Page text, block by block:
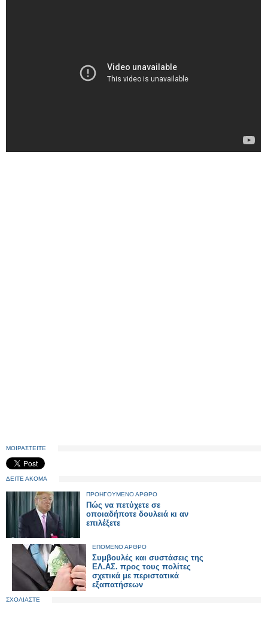
ΜΟΙΡΑΣΤΕΙΤΕ
ΔΕΙΤΕ ΑΚΟΜΑ
ΠΡΟΗΓΟΥΜΕΝΟ ΑΡΘΡΟ
Πώς να πετύχετε σε
οποιαδήποτε δουλειά κι αν
επιλέξετε
ΕΠΟΜΕΝΟ ΑΡΘΡΟ
Συμβουλές και συστάσεις της
ΕΛ.ΑΣ. προς τους πολίτες
σχετικά με περιστατικά
εξαπατήσεων
ΣΧΟΛΙΑΣΤΕ